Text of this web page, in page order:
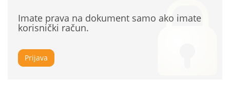
Imate prava na dokument samo ako imate
korisnički račun.
Prijava